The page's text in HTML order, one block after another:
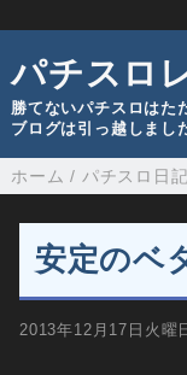
パチスロ
勝てないパチスロはた
ブログは引っ越しまし
ホーム / パチスロ日記
安定のベ
2013年12月17日火曜